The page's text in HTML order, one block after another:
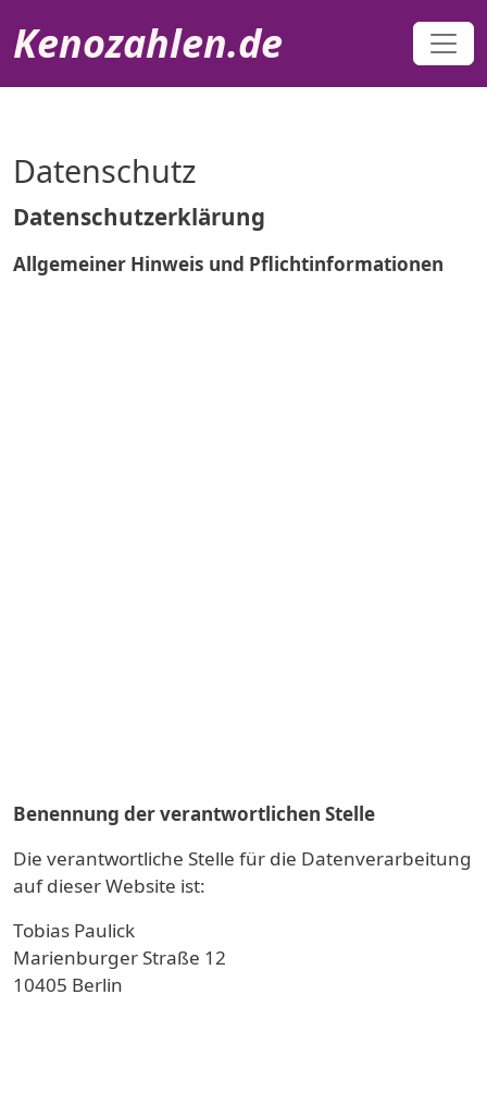
Kenozahlen.de
Datenschutz
Datenschutzerklärung
Allgemeiner Hinweis und Pflichtinformationen
Benennung der verantwortlichen Stelle
Die verantwortliche Stelle für die Datenverarbeitung
auf dieser Website ist:
Tobias Paulick
Marienburger Straße 12
10405 Berlin